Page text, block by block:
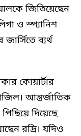
জিতিয়েছেন
ও স্প্যানিশ
ব্যর্থ
কোয়ার্টার
আন্তর্জাতিক
দিয়েছে
রদ্রি। যদিও